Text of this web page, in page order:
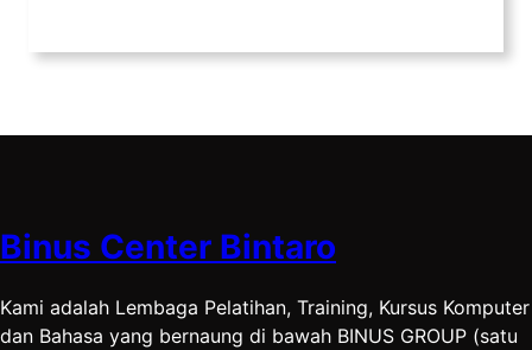
Binus Center Bintaro
Kami adalah Lembaga Pelatihan, Training, Kursus Komputer
dan Bahasa yang bernaung di bawah BINUS GROUP (satu